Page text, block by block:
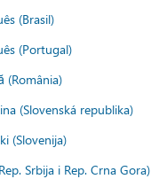
(Brasil)
(Portugal)
(România)
(Slovenská republika)
(Slovenija)
Srbija i Rep. Crna Gora)